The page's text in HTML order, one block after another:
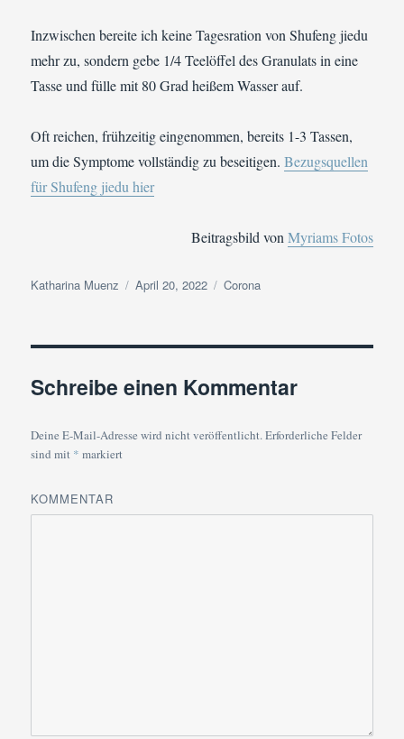
Inzwischen bereite ich keine Tagesration von Shufeng jiedu
mehr zu, sondern gebe 1/4 Teelöffel des Granulats in eine
Tasse und fülle mit 80 Grad heißem Wasser auf.
Oft reichen, frühzeitig eingenommen, bereits 1-3 Tassen,
um die Symptome vollständig zu beseitigen.Bezugsquellen
für Shufeng jiedu hier
Beitragsbild vonMyriams Fotos
Autor
Katharina Muenz
Veröffentlicht
April 20, 2022 Kategorien
Corona
Schreibe einen Kommentar
Deine E-Mail-Adresse wird nicht veröffentlicht.Erforderliche Felder
sind mit * markiert
KOMMENTAR